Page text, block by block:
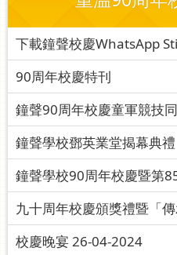
下載鐘聲校慶WhatsApp
90周年校慶特刊
鐘聲90周年校慶童軍競技
鐘聲學校鄧英業堂揭幕典禮
鐘聲學校90周年校慶暨第
九十周年校慶頒獎禮暨「
校慶晚宴 26-04-2024